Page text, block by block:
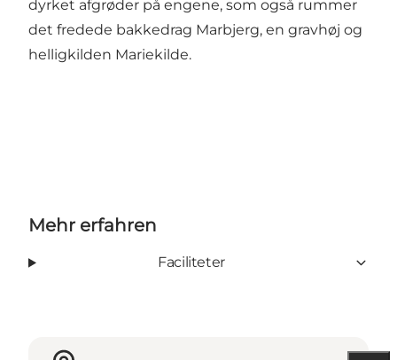
dyrket afgrøder på engene, som også rummer
det fredede bakkedrag Marbjerg, en gravhøj og
helligkilden Mariekilde.
Mehr erfahren
Faciliteter